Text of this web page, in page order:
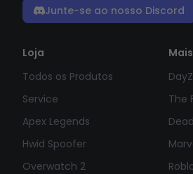
Junte-se ao nosso Discord
Loja
Todos os Produtos
Service
Apex Legends
Hwid Spoofer
Overwatch 2
DayZ
The